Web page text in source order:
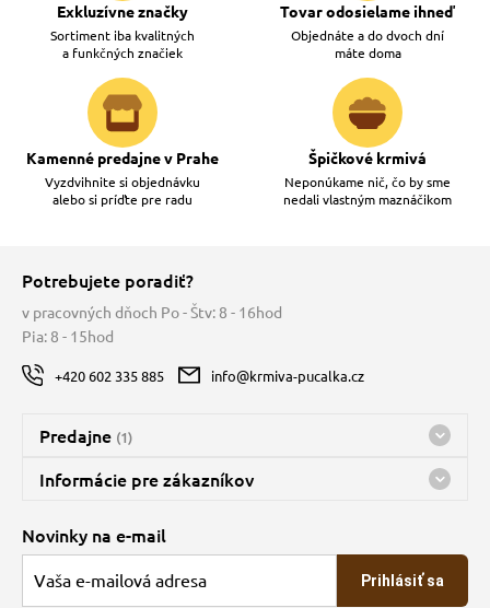
Exkluzívne značky
Sortiment iba kvalitných
a funkčných značiek
Tovar odosielame ihneď
Objednáte a do dvoch dní
máte doma
Kamenné predajne v Prahe
Vyzdvihnite si objednávku
alebo si príďte pre radu
Špičkové krmivá
Neponúkame nič, čo by sme
nedali vlastným maznáčikom
Potrebujete poradiť?
v pracovných dňoch Po - Štv: 8 - 16hod
Pia: 8 - 15hod
+420 602 335 885 info@krmiva-pucalka.cz
Predajne (1)
Predajňa a sklad Kbely
Bohužiaľ, momentálne máme zatvorené
Informácie pre zákazníkov
O spoločnosti
Veľkoobchod
Novinky na e-mail
Prihlásiť sa